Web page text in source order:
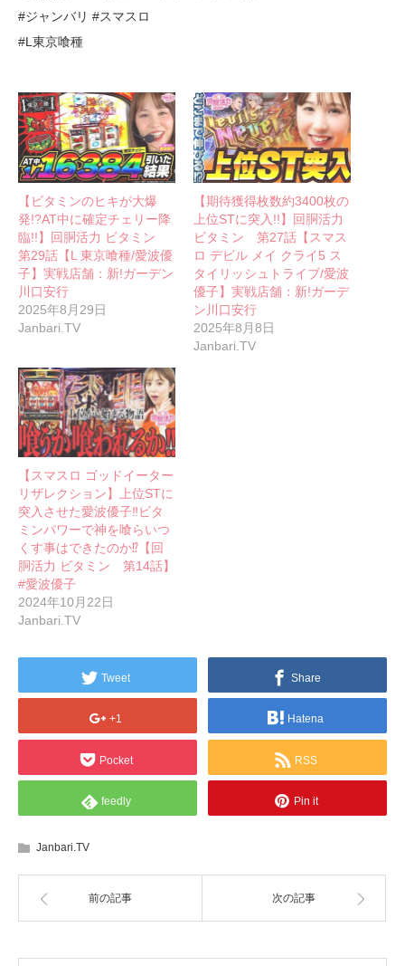
#ジャンバリ #スマスロ
#L東京喰種
【ビタミンのヒキが大爆
発!?AT中に確定チェリー降
臨!!】回胴活力 ビタミン
第29話【L 東京喰種/愛波優
子】実戦店舗：新!ガーデン
川口安行
2025年8月29日
Janbari.TV
【期待獲得枚数約3400枚の
上位STに突入!!】回胴活力
ビタミン 第27話【スマス
ロ デビル メイ クライ5 ス
タイリッシュトライブ/愛波
優子】実戦店舗：新!ガーデ
ン川口安行
2025年8月8日
Janbari.TV
【スマスロ ゴッドイーター
リザレクション】上位STに
突入させた愛波優子‼ビタ
ミンパワーで神を喰らいつ
くす事はできたのか⁉【回
胴活力 ビタミン 第14話】
#愛波優子
2024年10月22日
Janbari.TV
Tweet Share
+1 Hatena
Pocket RSS
feedly Pin it
Janbari.TV
前の記事 次の記事